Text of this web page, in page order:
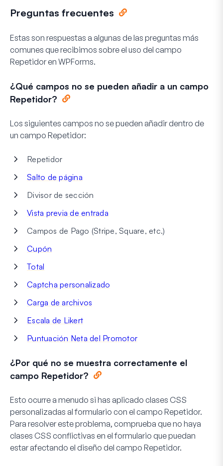
Preguntas frecuentes
Estas son respuestas a algunas de las preguntas más
comunes que recibimos sobre el uso del campo
Repetidor en WPForms.
¿Qué campos no se pueden añadir a un campo
Repetidor?
Los siguientes campos no se pueden añadir dentro de
un campo Repetidor:
Repetidor
Salto de página
Divisor de sección
Vista previa de entrada
Campos de Pago (Stripe, Square, etc.)
Cupón
Total
Captcha personalizado
Carga de archivos
Escala de Likert
Puntuación Neta del Promotor
¿Por qué no se muestra correctamente el
campo Repetidor?
Esto ocurre a menudo si has aplicado clases CSS
personalizadas al formulario con el campo Repetidor.
Para resolver este problema, comprueba que no haya
clases CSS conflictivas en el formulario que puedan
estar afectando el diseño del campo Repetidor.